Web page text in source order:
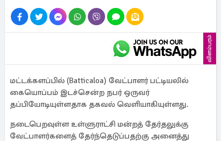
விளம்பரம்
மட்டக்களப்பில் (Batticaloa) வேட்பாளர் பட்டியலில்
கையொப்பம் இடச்சென்ற நபர் ஒருவர்
தப்பியோடியுள்ளதாக தகவல் வெளியாகியுள்ளது.
நடைபெறவுள்ள உள்ளுராட்சி மன்றத் தேர்தலுக்கு
வேட்பாளர்களைத் தேர்ந்தெடுப்பதற்கு அனைத்து